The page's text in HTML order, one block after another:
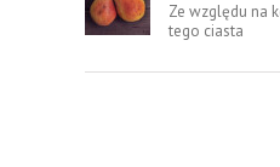
Ze względu na
tego ciasta